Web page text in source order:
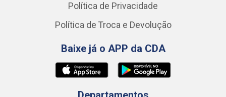
Política de Privacidade
Política de Troca e Devolução
Baixe já o APP da CDA